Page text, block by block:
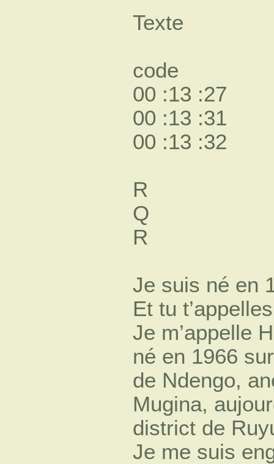
Texte
code
00 :13 :27
00 :13 :31
00 :13 :32
R
Q
R
Je suis né en
Et tu
Je m’appelle
né en 1966
de Ndengo,
Mugina,
district de
Je me suis